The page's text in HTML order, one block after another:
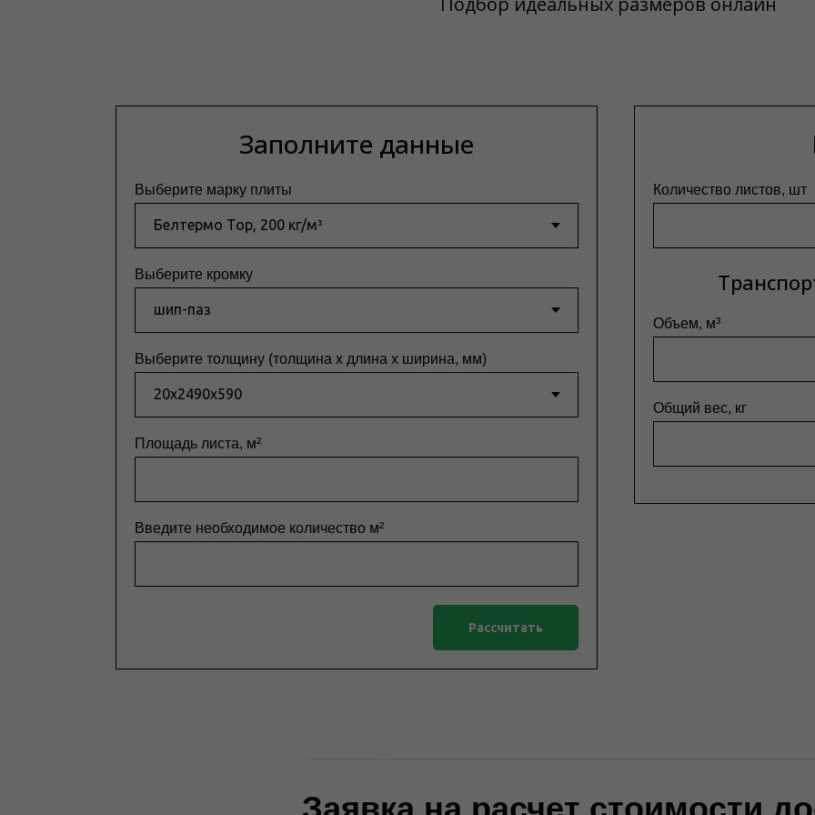
Заполните данные
Выберите марку плиты
Выберите кромку
Выберите толщину (толщина x длина x ширина, мм)
Площадь листа, м²
Введите необходимое количество м²
Рассчитать
Количество листов, шт
Объем, м³
Общий вес, кг